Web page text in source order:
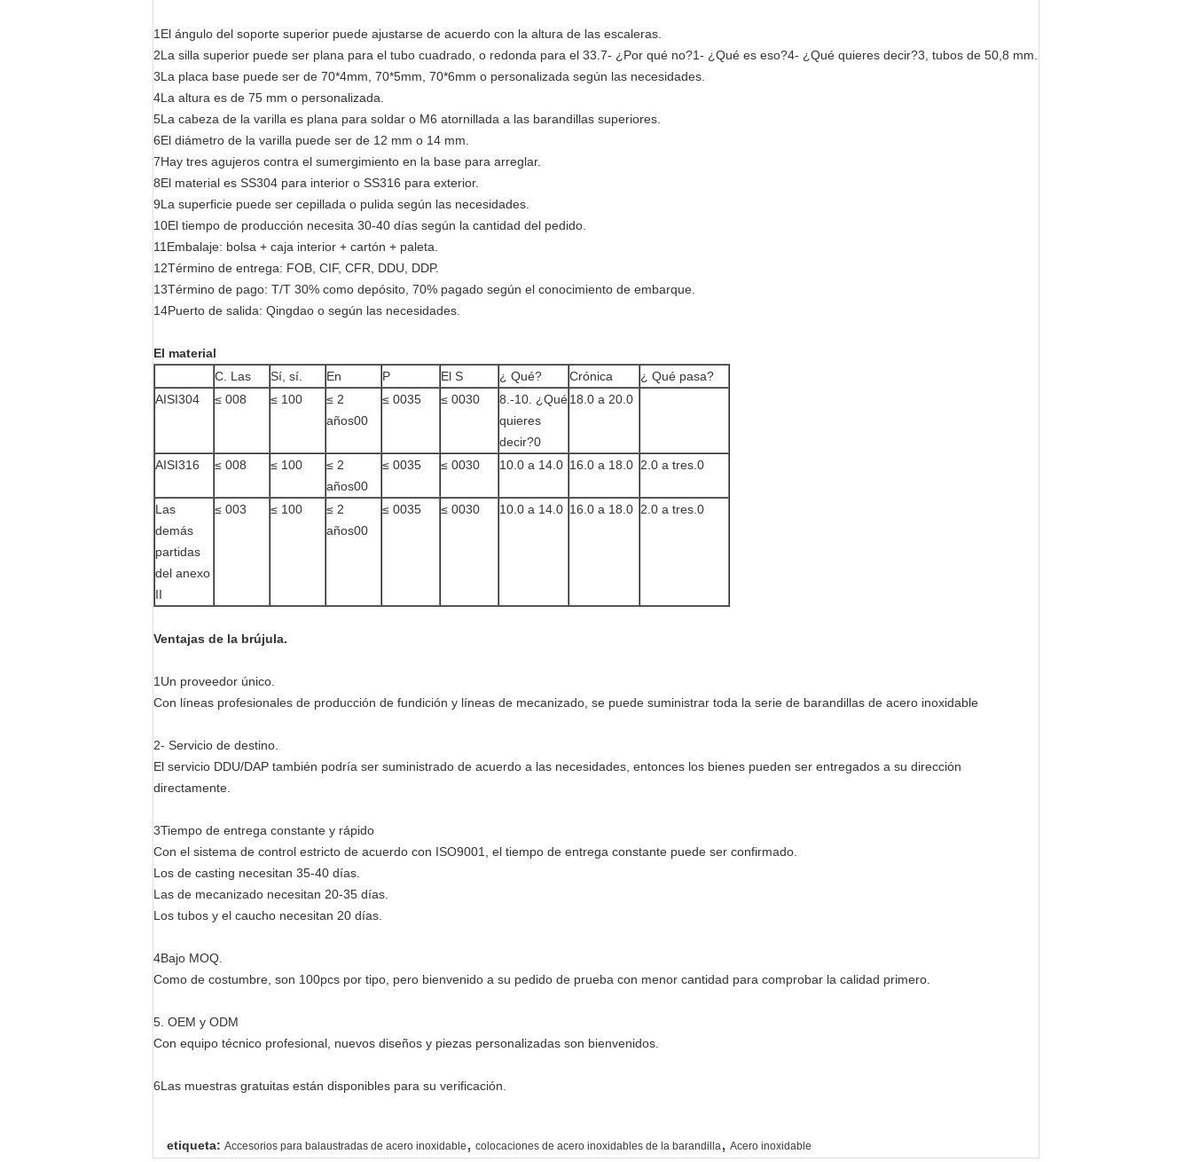
1El ángulo del soporte superior puede ajustarse de acuerdo con la altura de las escaleras.
2La silla superior puede ser plana para el tubo cuadrado, o redonda para el 33.7- ¿Por qué no?1- ¿Qué es eso?4- ¿Qué quieres decir?3, tubos de 50,8 mm.
3La placa base puede ser de 70*4mm, 70*5mm, 70*6mm o personalizada según las necesidades.
4La altura es de 75 mm o personalizada.
5La cabeza de la varilla es plana para soldar o M6 atornillada a las barandillas superiores.
6El diámetro de la varilla puede ser de 12 mm o 14 mm.
7Hay tres agujeros contra el sumergimiento en la base para arreglar.
8El material es SS304 para interior o SS316 para exterior.
9La superficie puede ser cepillada o pulida según las necesidades.
10El tiempo de producción necesita 30-40 días según la cantidad del pedido.
11Embalaje: bolsa + caja interior + cartón + paleta.
12Término de entrega: FOB, CIF, CFR, DDU, DDP.
13Término de pago: T/T 30% como depósito, 70% pagado según el conocimiento de embarque.
14Puerto de salida: Qingdao o según las necesidades.
El material
C. Las
Sí, sí. En P El S ¿ Qué? Crónica
¿ Qué pasa?
AISI304
≤ 008 ≤ 100
≤ 2
años00
≤ 0035 ≤ 0030
8.-10. ¿Qué
quieres
decir?0
18.0 a 20.0
AISI316 ≤ 008 ≤ 100
≤ 2
años00
≤ 0035 ≤ 0030 10.0 a 14.0 16.0 a 18.0 2.0 a tres.0
Las
demás
partidas
del anexo
II
≤ 003 ≤ 100
≤ 2
años00
≤ 0035 ≤ 0030 10.0 a 14.0 16.0 a 18.0 2.0 a tres.0
Ventajas de la brújula.
1Un proveedor único.
Con líneas profesionales de producción de fundición y líneas de mecanizado, se puede suministrar toda la serie de barandillas de acero inoxidable
2- Servicio de destino.
El servicio DDU/DAP también podría ser suministrado de acuerdo a las necesidades, entonces los bienes pueden ser entregados a su dirección
directamente.
3Tiempo de entrega constante y rápido
Con el sistema de control estricto de acuerdo con ISO9001, el tiempo de entrega constante puede ser confirmado.
Los de casting necesitan 35-40 días.
Las de mecanizado necesitan 20-35 días.
Los tubos y el caucho necesitan 20 días.
4Bajo MOQ.
Como de costumbre, son 100pcs por tipo, pero bienvenido a su pedido de prueba con menor cantidad para comprobar la calidad primero.
5. OEM y ODM
Con equipo técnico profesional, nuevos diseños y piezas personalizadas son bienvenidos.
6Las muestras gratuitas están disponibles para su verificación.
etiqueta: Accesorios para balaustradas de acero inoxidable , colocaciones de acero inoxidables de la barandilla, Acero inoxidable